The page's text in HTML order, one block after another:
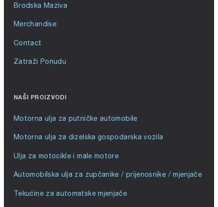
Brodska Maziva
Merchandise
Contact
Zatraži Ponudu
NAŠI PROIZVODI
Motorna ulja za putničke automobile
Motorna ulja za dizelska gospodarska vozila
Ulja za motocikle i male motore
Automobilska ulja za zupčanike / prijenosnike / mjenjače
Tekućine za automatske mjenjače